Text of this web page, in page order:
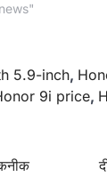
5.9-inch,
9i price,